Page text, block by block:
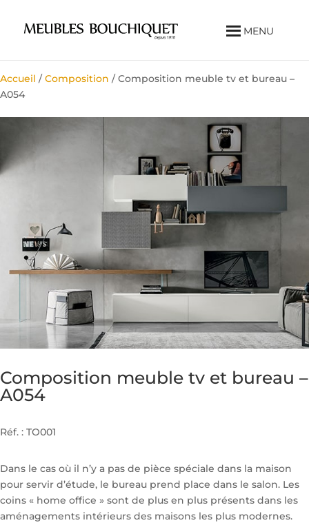
MENU
Accueil /Composition / Composition meuble tv et bureau –
A054
Composition meuble tv et bureau –
A054
Réf. : TO001
Dans le cas où il n’y a pas de pièce spéciale dans la maison
pour servir d’étude, le bureau prend place dans le salon. Les
coins « home office » sont de plus en plus présents dans les
aménagements intérieurs des maisons les plus modernes.